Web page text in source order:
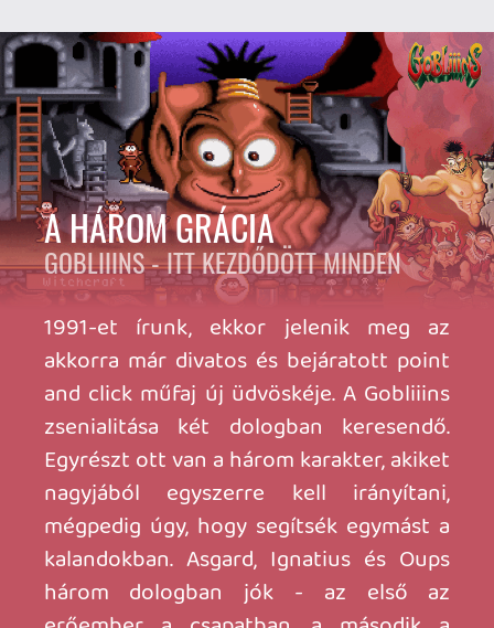
kalandozást, minden képernyő egy öles,
szekvenciális puzzle feladvány, amelynek
a megoldásához sok melléfogáson,
próbálkozáson és logikázáson keresztül
vezet az út. Ezt az újszerű felfogást
megbolondították az egész sorozatra
jellemző zseniális animációs megoldások
sorával, és a humorral, amely akár a
Kretén magazin hasábjain is jól működött
volna. A maiak ezt tartják a sorozat
legnehezebb darabjának, de én
visszaemlékezéseim alapján kölyökként
és jelenleg is ebben a részben tudtam a
legjobban haladni a logikus
karakterhasználat, és a szemet ügyesen
vezető képernyő/pályadesign miatt. Igaz,
vannakHold-logikára hajazó őrült
feladványok, na meg ott a HP-csík, amit a
marhulással le lehet nullázni (Game
over!), de szerintem nincs ebben akkora
frusztráció, legfeljebb újrakezdjük az
adott képernyőt. Régen kóddal
nyomultunk a pályák között, most
mentéssel lehet előremenni.